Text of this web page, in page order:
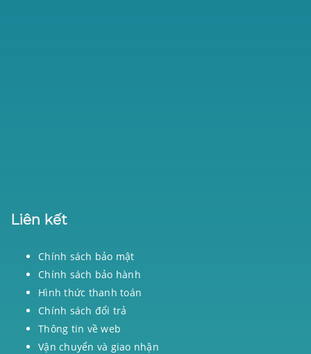
Liên kết
Chính sách bảo mật
Chính sách bảo hành
Hình thức thanh toán
Chính sách đổi trả
Thông tin về web
Vận chuyển và giao nhận